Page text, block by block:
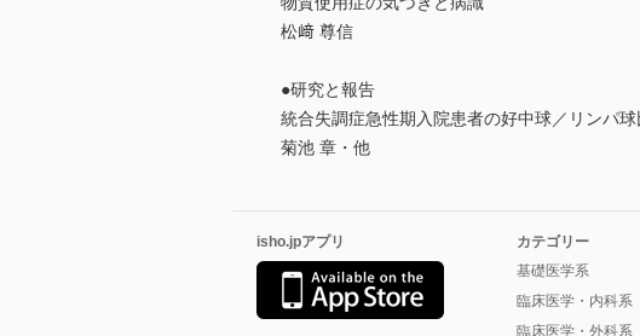
松﨑 尊信
●研究と報告
統合失調症急性期入院患者の好中球／リンパ
菊池 章・他
isho.jpアプリ
カテゴリー
基礎医学系
臨床医学・内科系
臨床医学・外科系